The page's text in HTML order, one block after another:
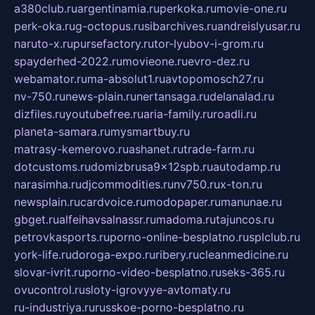
a380club.ruargentinamia.ruperkoka.rumovie-one.ru
perk-oka.rug-octopus.rusibarchives.ruandreislyusar.ru
naruto-x.rupursefactory.rutor-lyubov-i-grom.ru
spayderhed-2022.rumovieone.ruevro-dez.ru
webamator.ruma-absolut1.ruavtopomosch27.ru
nv-750.runews-plain.runertansaga.rudelanalad.ru
dizfiles.ruyoutubefree.ruaria-family.ruroadli.ru
planeta-samara.rumysmartbuy.ru
matrasy-kemerovo.ruashanet.rutrade-farm.ru
dotcustoms.rudomizbrusa9x12spb.ruautodamp.ru
narasimha.rudjcommodities.runv750.rux-ton.ru
newsplain.rucardvoice.rumodopaper.rumanunae.ru
gbget.rualfeihavsalnassr.rumadoma.rutajuncos.ru
petrovkasports.ruporno-online-besplatno.rusplclub.ru
york-life.rudoroga-expo.ruribery.rucleanmedicine.ru
slovar-ivrit.ruporno-video-besplatno.ruseks-365.ru
ovucontrol.rusloty-igrovyye-avtomaty.ru
ru-industriya.rurusskoe-porno-besplatno.ru